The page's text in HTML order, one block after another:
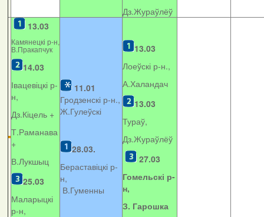
Дз.Жураўлёў
13.03
Камянецкі р-н,
В.Пракапчук
14.03
Івацевіцкі р-
н,
Дз.Кіцель +
Т.Раманава
+
В.Лукшыц
25.03
Маларыцкі
р-н,
11.01
Гродзенскі р-н.,
Ж.Гулеўскі
28.03.
Бераставіцкі р-
н,
В.Гуменны
13.03
Лоеўскі р-н.,
А.Халандач
13.03
Тураў,
Дз.Жураўлёў
27.03
Гомельскі р-
н,
З. Гарошка